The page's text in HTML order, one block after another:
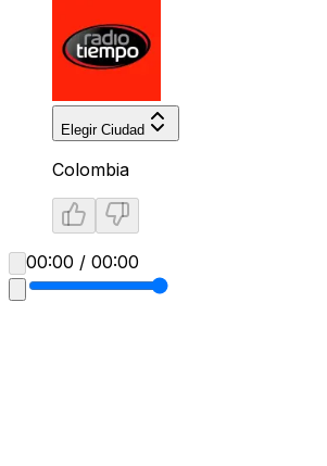
Elegir Ciudad
Colombia
00:00 / 00:00